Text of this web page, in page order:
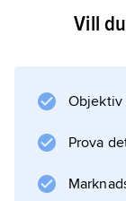
, är en
Vill
Objektiv
Prova